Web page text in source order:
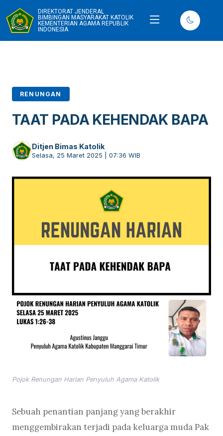
DIREKTORAT JENDERAL
BIMBINGAN MASYARAKAT KATOLIK
KEMENTERIAN AGAMA REPUBLIK
INDONESIA
RENUNGAN
TAAT PADA KEHENDAK BAPA
Ditjen Bimas Katolik
Selasa, 25 Maret 2025 | 07:36 WIB
Pojok Renungan Harian Penyuluh Agama Katolik
Sebuah penantian panjang yang berakhir
menggembirakan terjadi pada keluarga muda Pak